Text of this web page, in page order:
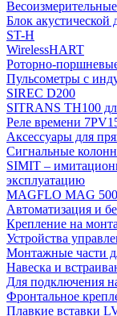
Блок
ST-H
WirelessHART
Роторно-
Пульсометры с
SIREC D200
SITRANS TH100
Реле времени
Аксессуары для
Сигнальные
SIMIT –
эксплуатацию
MAGFLO MAG
Автоматизация и
Крепление на
Устройства
Монтажные части
Навеска и
Для подключения
Фронтальное
Плавкие вставки